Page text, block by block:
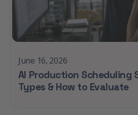
June 16, 2026
AI Production Scheduling
Types & How to Evaluate